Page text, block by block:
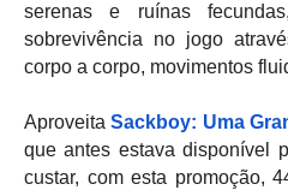
serenas e ruínas
sobrevivência no jogo
corpo a corpo, movimentos
AproveitaSackboy: Uma
que antes estava disponível
custar, com esta promoção,